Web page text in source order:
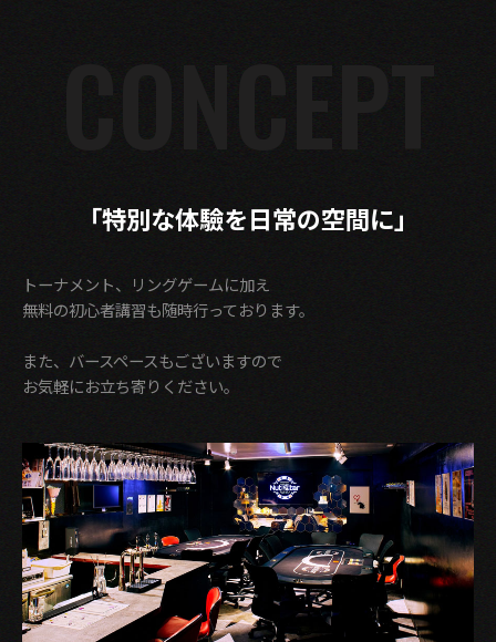
CONCEPT
「特別な体驗を日常の空間に」
トーナメント、リングゲームに加え
無料の初心者講習も随時行っております。
また、バースペースもございますので
お気軽にお立ち寄りください。